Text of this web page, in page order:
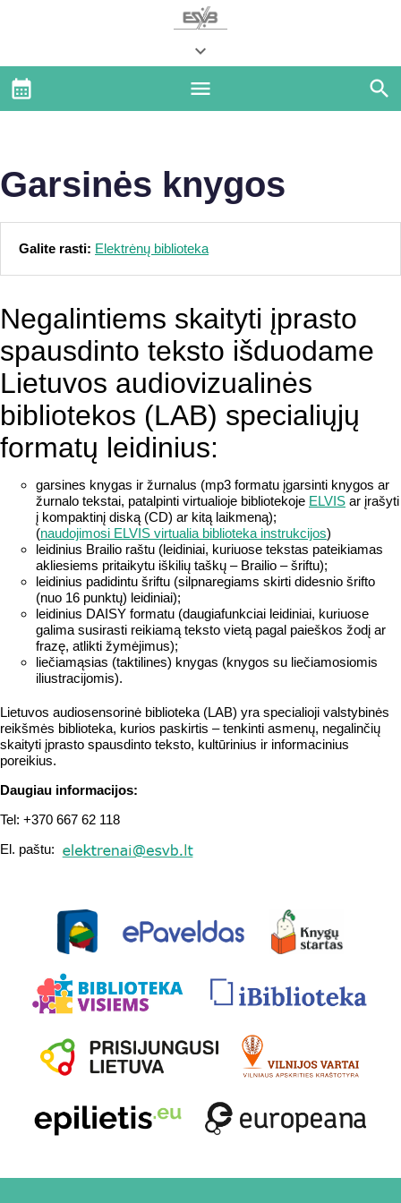
Garsinės knygos
Galite rasti: Elektrėnų biblioteka
Negalintiems skaityti įprasto
spausdinto teksto išduodame
Lietuvos audiovizualinės
bibliotekos (LAB) specialiųjų
formatų leidinius:
garsines knygas ir žurnalus (mp3 formatu įgarsinti knygos ar
žurnalo tekstai, patalpinti virtualioje bibliotekoje ELVIS ar įrašyti
į kompaktinį diską (CD) ar kitą laikmeną);
(naudojimosi ELVIS virtualia biblioteka instrukcijos)
leidinius Brailio raštu (leidiniai, kuriuose tekstas pateikiamas
akliesiems pritaikytu iškilių taškų – Brailio – šriftu);
leidinius padidintu šriftu (silpnaregiams skirti didesnio šrifto
(nuo 16 punktų) leidiniai);
leidinius DAISY formatu (daugiafunkciai leidiniai, kuriuose
galima susirasti reikiamą teksto vietą pagal paieškos žodį ar
frazę, atlikti žymėjimus);
liečiamąsias (taktilines) knygas (knygos su liečiamosiomis
iliustracijomis).
Lietuvos audiosensorinė biblioteka (LAB) yra specialioji valstybinės
reikšmės biblioteka, kurios paskirtis – tenkinti asmenų, negalinčių
skaityti įprasto spausdinto teksto, kultūrinius ir informacinius
poreikius.
Daugiau informacijos:
Tel: +370 667 62 118
El. paštu: